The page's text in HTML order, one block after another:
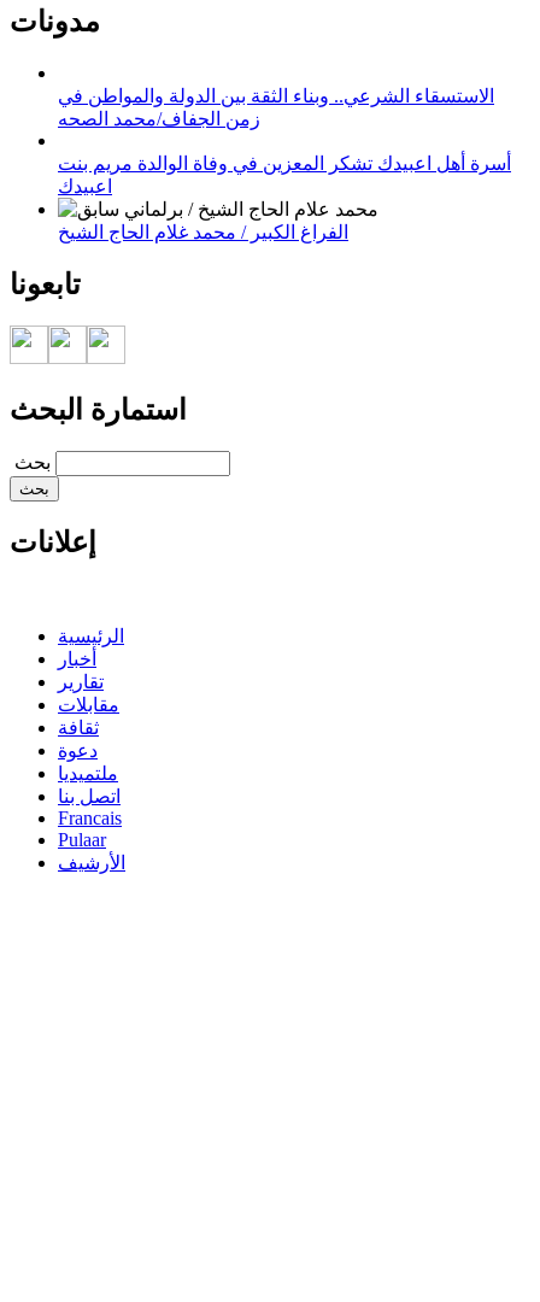
مدونات
الاستسقاء الشرعي.. وبناء الثقة بين الدولة والمواطن في
زمن الجفاف/محمد الصحه
أسرة أهل اعبيدك تشكر المعزين في وفاة الوالدة مريم بنت
اعبيدك
الفراغ الكبير / محمد غلام الحاج الشيخ
تابعونا
استمارة البحث
‏بحث ‏
إعلانات
الرئيسية
أخبار
تقارير
مقابلات
ثقافة
دعوة
ملتميديا
اتصل بنا
Francais
Pulaar
الأرشيف